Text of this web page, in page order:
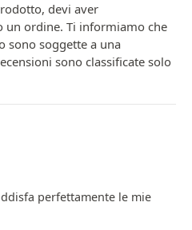
devi aver
un ordine. Ti informiamo che
sono soggette a una
sono classificate solo
perfettamente le mie